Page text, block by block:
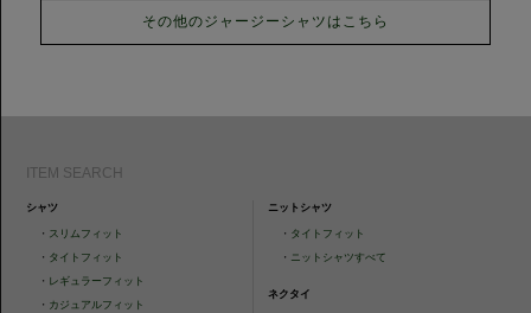
その他のジャージーシャツはこちら
ITEM SEARCH
シャツ
・ スリムフィット
・ タイトフィット
・ レギュラーフィット
・ カジュアルフィット
ニットシャツ
・ タイトフィット
・ ニットシャツすべて
ネクタイ